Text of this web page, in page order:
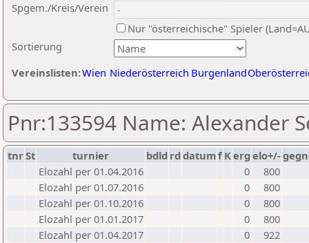
Sortierung
Spgem./Kreis/Verein
Nur "österreichische" Spieler
Vereinslisten:Wien Niederösterreich Burgenland
Pnr:133594 Name: Alexander
tnrSt turnier bdld rd datumf Kerg elo+/-
Elozahl per 01.04.2016
0
800
Elozahl per 01.07.2016
0
800
Elozahl per 01.10.2016
0
800
Elozahl per 01.01.2017
0
800
Elozahl per 01.04.2017
0
922